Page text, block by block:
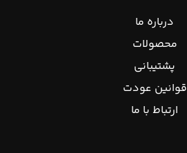
درباره ما
محصولات
پشتیبانی
قوانین عودت
ارتباط با ما